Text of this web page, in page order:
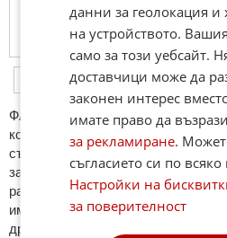
ФAКТИ.БГ нe тoлeрирa oбидни
кoмeнтaри щe бъдaт изтривaни.
cъдържaт нeцeнзурни изрaзи,
зaплaхи; нямaт връзкa c тeмaтa;
рaзличeн oт бългaрcки, което
име. Коментари публикувани с
други сайтове и външни
данни за геолокация и
на устройството.
само за този уебсайт.
доставчици може да
законен интерес
имате право да
за рекламиране.
съгласието си по
Настройки на
за поверителност